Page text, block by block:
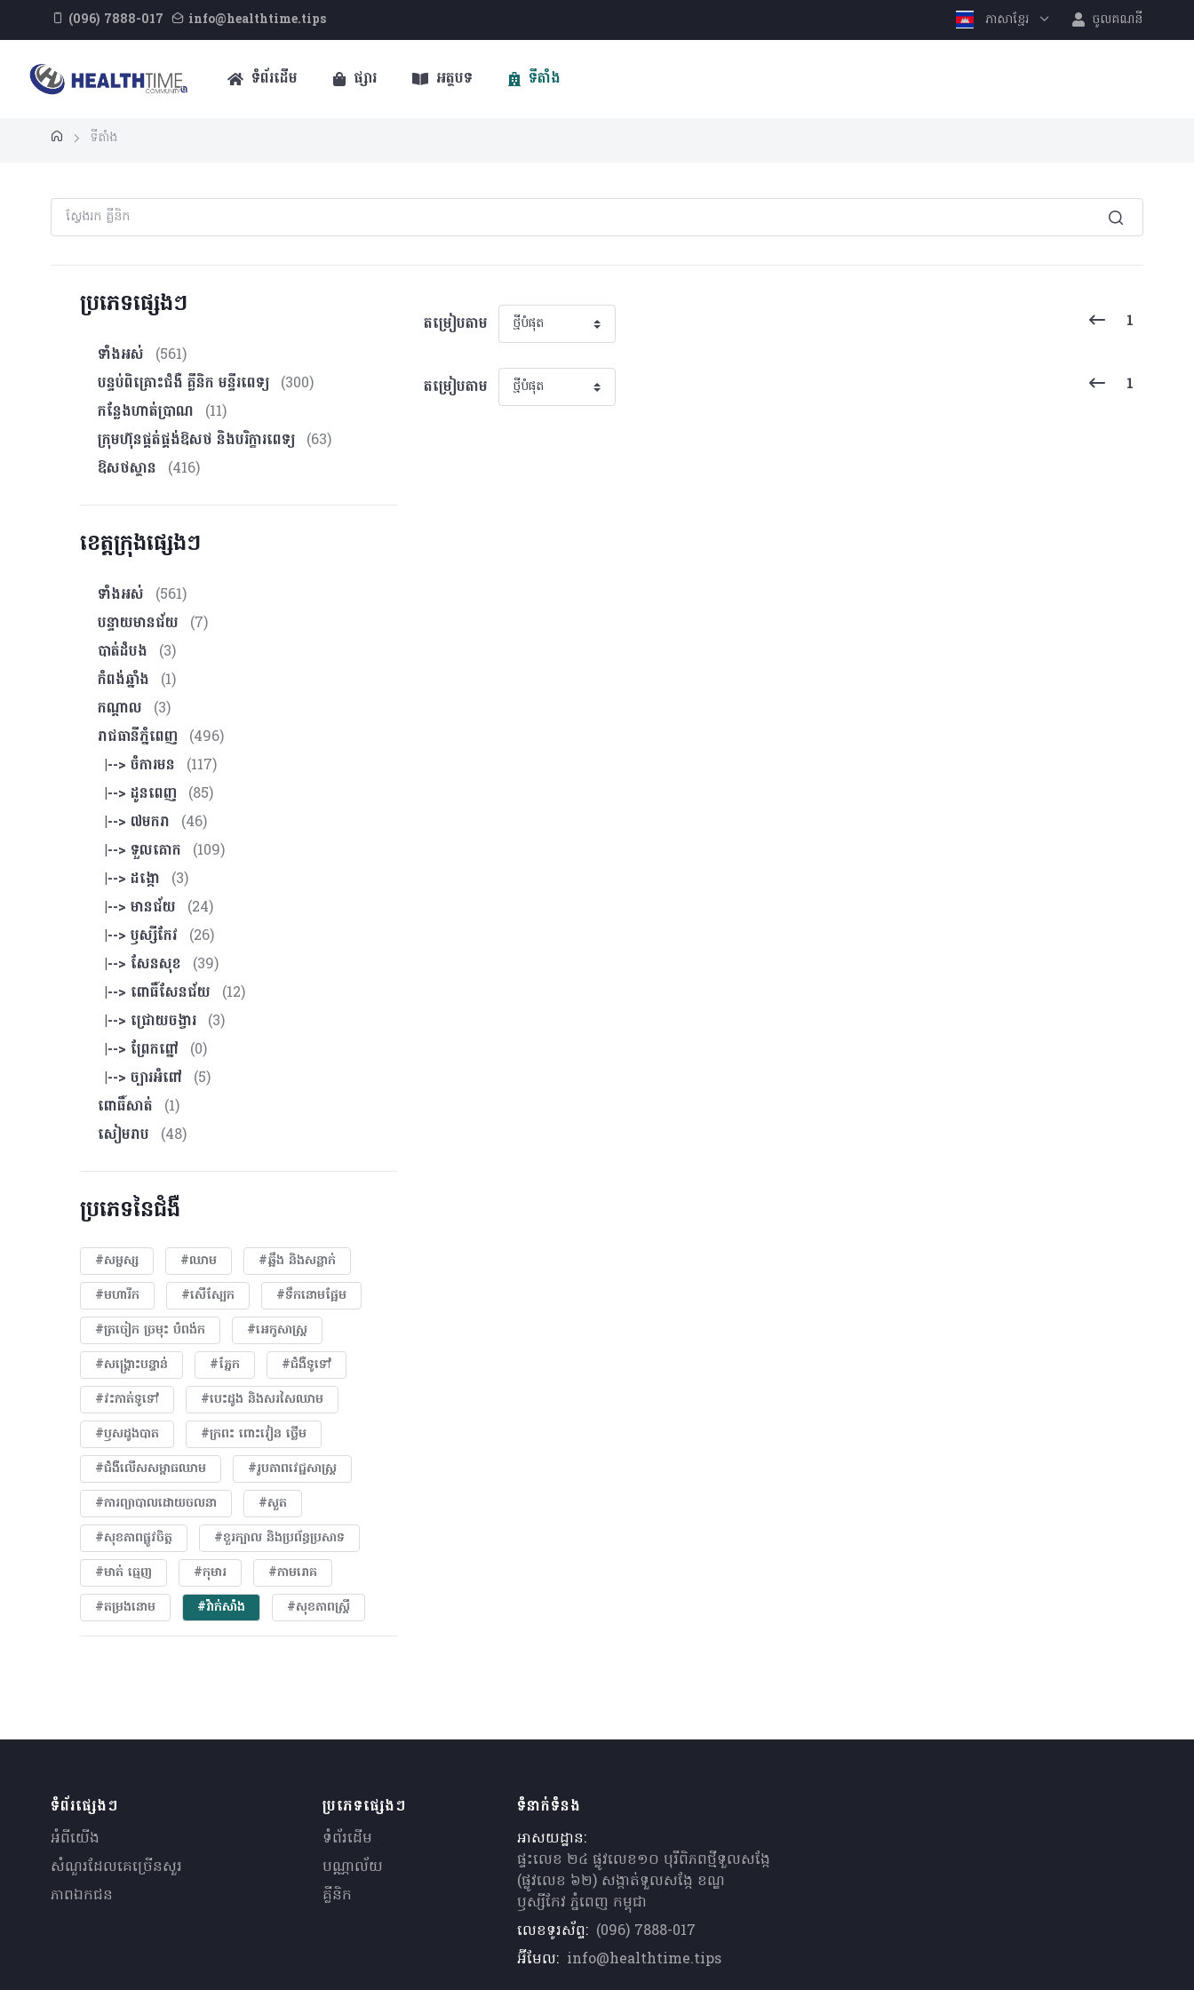
(096) 7888-017 info@healthtime.tips ភាសាខ្មែរ ចូលគណនី
ទំព័រដើម ផ្សារ អត្ថបទ ទីតាំង
ទីតាំង
ប្រភេទផ្សេងៗ
ទាំងអស់
(561)
បន្ទប់ពិគ្រោះ​ជំងឺ គ្លីនិក មន្ទីរពេទ្យ (300)
កន្លែងហាត់ប្រាណ
(11)
ក្រុមហ៊ុនផ្គត់ផ្គង់ឱសថ និងបរិក្ខារពេទ្យ (63)
ឱសថស្ថាន
(416)
ខេត្តក្រុងផ្សេងៗ
ទាំងអស់
(561)
បន្ទាយមានជ័យ
(7)
បាត់ដំបង
(3)
កំពង់ឆ្នាំង
(1)
កណ្ដាល
(3)
រាជធានីភ្នំពេញ
(496)
|--> ចំការមន
(117)
|--> ដូនពេញ
(85)
|--> ៧មករា
(46)
|--> ទួលគោក
(109)
|--> ដង្កោ
(3)
|--> មានជ័យ
(24)
|--> ឫស្សីកែវ
(26)
|--> សែនសុខ
(39)
|--> ពោធិ៍សែនជ័យ
(12)
|--> ជ្រោយចង្វារ (3)
|--> ព្រែកព្នៅ
(0)
|--> ច្បារអំពៅ
(5)
ពោធិ៍សាត់
(1)
សៀមរាប
(48)
ប្រភេទនៃជំងឺ
#សម្ផស្ស #ឈាម
#ឆ្អឹង និងសន្លាក់
#មហារីក​
#សើស្បែក
#ទឹកនោមផ្អែម
#ត្រចៀក ច្រមុះ បំពង់ក
#អេកូសាស្រ្ត
#សង្គ្រោះបន្ទាន់
#ភ្នែក​
#ជំងឺទូទៅ
#វះកាត់ទូទៅ
#បេះដូង​ និងសរសៃឈាម
#ឫសដូងបាត
#ក្រពះ ពោះវៀន ថ្លើម
#ជំងឺលើសសម្ពាធឈាម
#​រូបភាពវេជ្ជសាស្រ្ត
#ការព្យាបាលដោយ​ចលនា
#សួត
#សុខភាពផ្លូវចិត្ត
#ខួរក្បាល និងប្រព័ន្ធប្រសាទ
#មាត់ ធ្មេញ
#កុមារ
#កាមរោគ
#តម្រងនោម
#វ៉ាក់សាំង #សុខភាពស្រ្តី
តម្រៀបតាម 1
តម្រៀបតាម 1
ទំព័រផ្សេងៗ
អំពីយើង
សំណួរ​ដែលគេ​ច្រើន​សួរ
ភាពឯកជន
ប្រភេទផ្សេងៗ
ទំព័រដើម
បណ្ណាល័យ
គ្លីនិក
ទំនាក់ទំនង
អាសយដ្ឋាន:
ផ្ទះលេខ ២៤ ផ្លូវលេខ១០ បុរីពិភពថ្មីទួលសង្កែ
(ផ្លូវលេខ ៦២) សង្កាត់ទួលសង្កែ ខណ្ឌ
ឫស្សីកែវ ភ្នំពេញ កម្ពុជា
លេខទូរស័ព្ទ: (096) 7888-017
អ៊ីមែល: info@healthtime.tips